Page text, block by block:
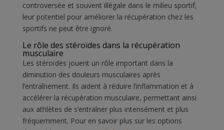
controversée et souvent illégale dans le milieu sportif,
leur potentiel pour améliorer la récupération chez les
sportifs ne peut être ignoré.
Le rôle des stéroïdes dans la récupération
musculaire
Les stéroïdes jouent un rôle important dans la
diminution des douleurs musculaires après
l’entraînement. Ils aident à réduire l’inflammation et à
accélérer la récupération musculaire, permettant ainsi
aux athlètes de s’entraîner plus intensément et plus
fréquemment. Pour en savoir plus sur les options